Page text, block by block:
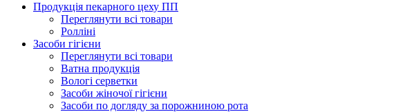
Продукцiя пекарного цеху ПП
Переглянути всі товари
Ролліні
Засоби гігієни
Переглянути всі товари
Ватна продукція
Вологi серветки
Засоби жіночої гігієни
Засоби по догляду за порожниною рота